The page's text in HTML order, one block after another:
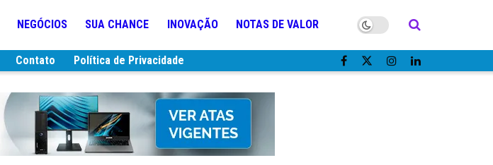
NEGÓCIOS SUA CHANCE INOVAÇÃO NOTAS DE VALOR
Contato Política de Privacidade